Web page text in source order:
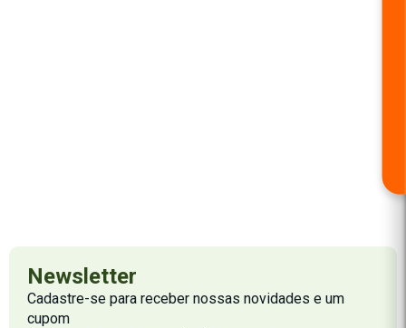
Newsletter
Cadastre-se para receber nossas novidades e um
cupom